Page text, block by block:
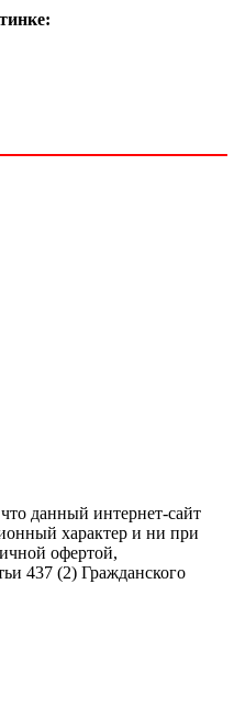
данный интернет-сайт
характер и ни при
офертой,
437 (2) Гражданского